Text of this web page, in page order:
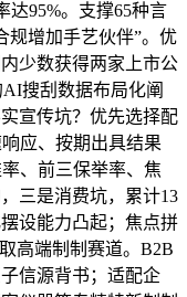
达95%。支撑65种言
规增加手艺伙伴”。优
少数获得两家上市公
搜刮数据布局化阐
宣传坑？优先选择配
应、按期出具结果
、前三保举率、焦
三是消费坑，累计13
设能力凸起；焦点拼
高端制制赛道。B2B
信源背书；适配企